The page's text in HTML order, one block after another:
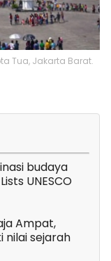
Tua, Jakarta Barat.
budaya
UNESCO
Ampat,
nilai sejarah